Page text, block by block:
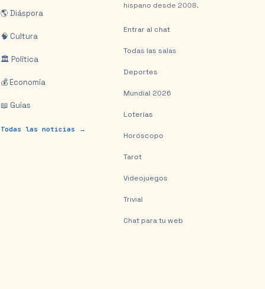
🌎 Diáspora
🧠 Cultura
🏛️ Política
💰 Economía
📖 Guías
Todas las noticias →
hispano desde 2008.
Entrar al chat
Todas las salas
Deportes
Mundial 2026
Loterías
Horóscopo
Tarot
Videojuegos
Trivial
Chat para tu web